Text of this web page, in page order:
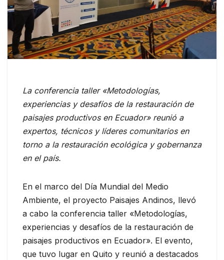
La conferencia taller «Metodologías,
experiencias y desafíos de la restauración de
paisajes productivos en Ecuador» reunió a
expertos, técnicos y líderes comunitarios en
torno a la restauración ecológica y gobernanza
en el país.
En el marco del Día Mundial del Medio
Ambiente, el proyecto Paisajes Andinos, llevó
a cabo la conferencia taller «Metodologías,
experiencias y desafíos de la restauración de
paisajes productivos en Ecuador». El evento,
que tuvo lugar en Quito y reunió a destacados